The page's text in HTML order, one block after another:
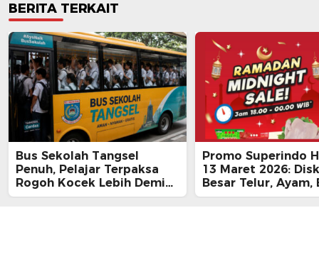
BERITA TERKAIT
Bus Sekolah Tangsel
Penuh, Pelajar Terpaksa
Rogoh Kocek Lebih Demi
Tiba Tepat Waktu
Promo Superindo
13 Maret 2026:
Besar Telur, Ayam,
hingga Daging,